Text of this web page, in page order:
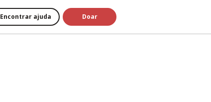
Encontrar ajuda Doar